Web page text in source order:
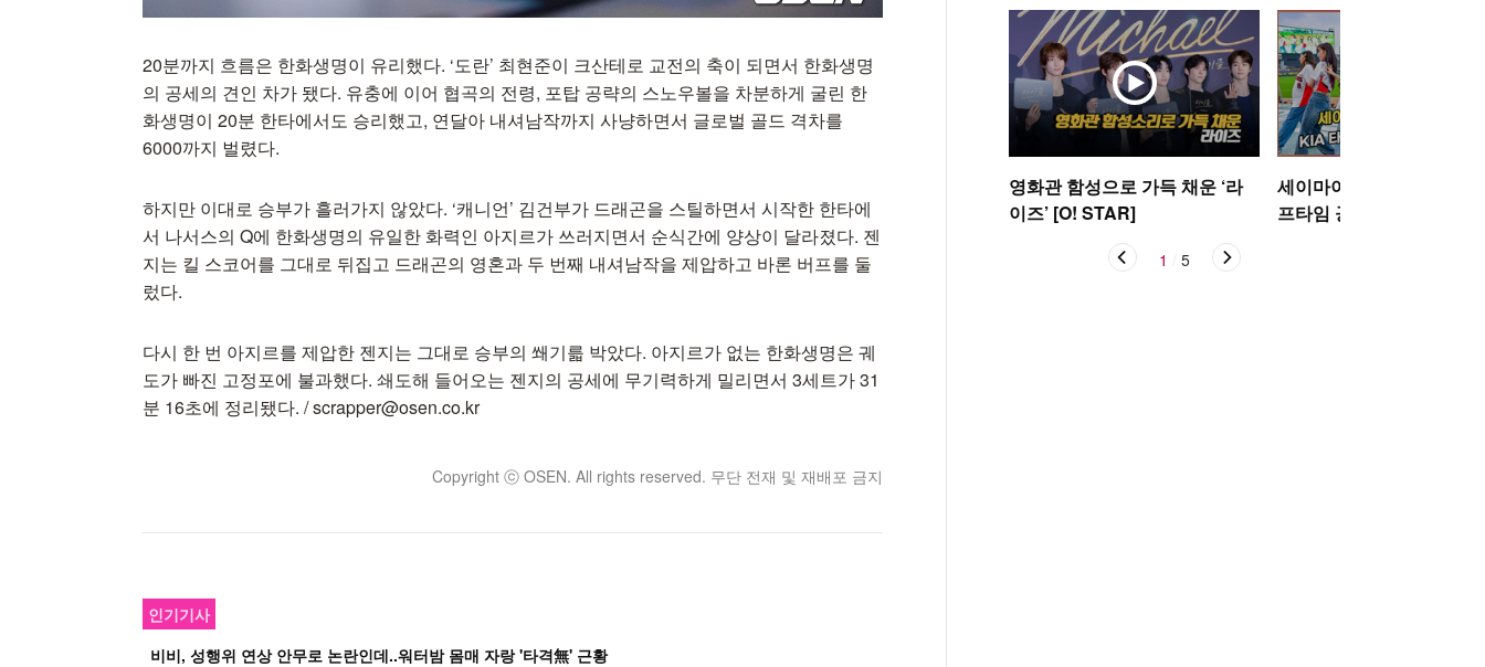
20분까지 흐름은 한화생명이 유리했다. ‘도란’ 최현준이 크산테로 교전의 축이 되면서 한화생명
의 공세의 견인 차가 됐다. 유충에 이어 협곡의 전령, 포탑 공략의 스노우볼을 차분하게 굴린 한
화생명이 20분 한타에서도 승리했고, 연달아 내셔남작까지 사냥하면서 글로벌 골드 격차를
6000까지 벌렸다.
하지만 이대로 승부가 흘러가지 않았다. ‘캐니언’ 김건부가 드래곤을 스틸하면서 시작한 한타에
서 나서스의 Q에 한화생명의 유일한 화력인 아지르가 쓰러지면서 순식간에 양상이 달라졌다. 젠
지는 킬 스코어를 그대로 뒤집고 드래곤의 영혼과 두 번째 내셔남작을 제압하고 바론 버프를 둘
렀다.
다시 한 번 아지르를 제압한 젠지는 그대로 승부의 쐐기륿 박았다. 아지르가 없는 한화생명은 궤
도가 빠진 고정포에 불과했다. 쇄도해 들어오는 젠지의 공세에 무기력하게 밀리면서 3세트가 31
분 16초에 정리됐다. / scrapper@osen.co.kr
Copyright ⓒ OSEN. All rights reserved. 무단 전재 및 재배포 금지
인기기사
비비, 성행위 연상 안무로 논란인데..워터밤 몸매 자랑 '타격無' 근황
영화관 함성으로 가득 채운 ‘라
이즈’ [O! STAR]
세이마이네임,'KIA 타이거
프타임 공연' [O!
1 5